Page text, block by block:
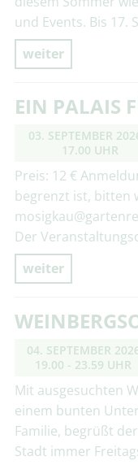
und Events. Bis 17.
weiter
EIN PALAIS
03. SEPTEMBER
17.00 UHR
Preis: 12 €
begrenzt ist, bitten
Der
weiter
04. SEPTEMBER
19.00 - 23.59 UHR
Mit ausgesuchten
einem bunten
Familie, begrüßt
Stadt immer